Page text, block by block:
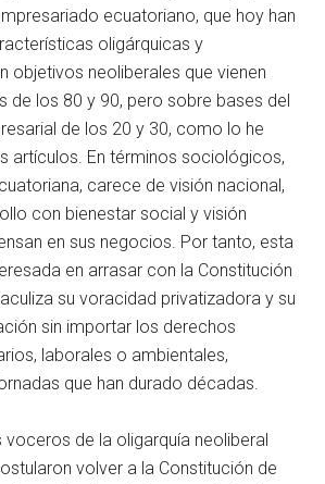
ecuatoriano, que hoy han
oligárquicas y
objetivos neoliberales que vienen
de los 80 y 90, pero sobre bases del
de los 20 y 30, como lo he
artículos. En términos sociológicos,
carece de visión nacional,
con bienestar social y visión
en sus negocios. Por tanto, esta
en arrasar con la Constitución
su voracidad privatizadora y su
sin importar los derechos
laborales o ambientales,
que han durado décadas.
de la oligarquía neoliberal
volver a la Constitución de